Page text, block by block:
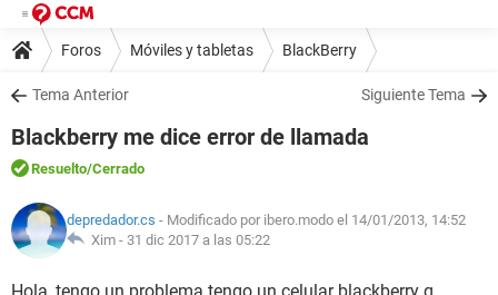
Foros Móviles y tabletas BlackBerry
Tema Anterior Siguiente Tema
Blackberry me dice error de llamada
Resuelto/Cerrado
depredador.cs - Modificado por ibero.modo el 14/01/2013, 14:52
Xim - 31 dic 2017 a las 05:22